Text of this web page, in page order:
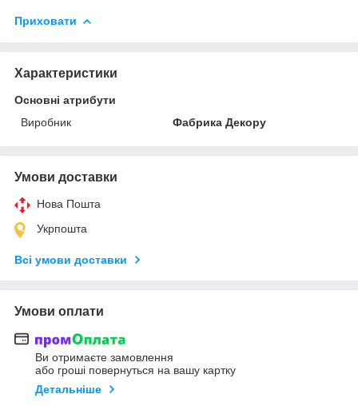
Приховати
Характеристики
Основні атрибути
Виробник
Фабрика Декору
Умови доставки
Нова Пошта
Укрпошта
Всі умови доставки
Умови оплати
Ви отримаєте замовлення
або гроші повернуться на вашу картку
Детальніше